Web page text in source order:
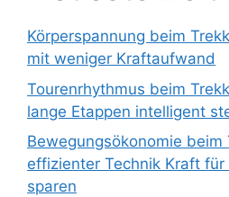
Körperspannung beim
mit weniger Kraftaufwand
Tourenrhythmus beim
lange Etappen intelligent
Bewegungsökonomie beim
effizienter Technik Kraft für
sparen